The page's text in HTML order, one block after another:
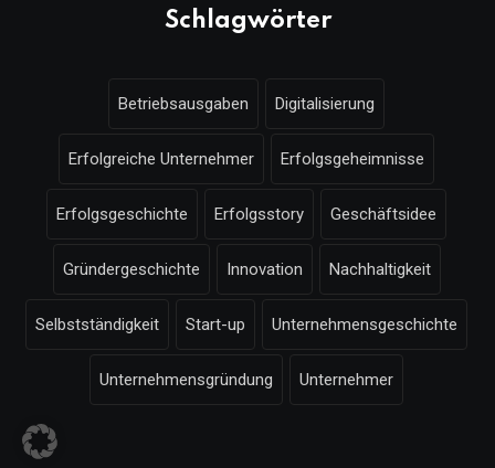
Schlagwörter
Betriebsausgaben Digitalisierung
Erfolgreiche Unternehmer Erfolgsgeheimnisse
Erfolgsgeschichte Erfolgsstory Geschäftsidee
Gründergeschichte Innovation Nachhaltigkeit
Selbstständigkeit Start-up Unternehmensgeschichte
Unternehmensgründung Unternehmer